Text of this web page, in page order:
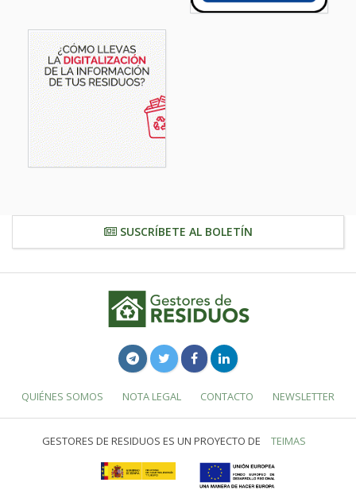
SUSCRÍBETE AL BOLETÍN
QUIÉNES SOMOS NOTA LEGAL CONTACTO NEWSLETTER
GESTORES DE RESIDUOS ES UN PROYECTO DE TEIMAS